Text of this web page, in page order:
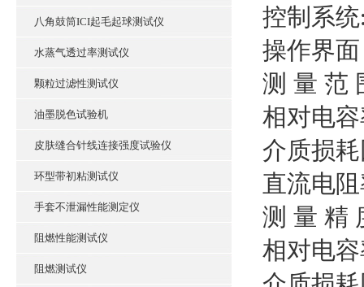
八角鼓筒ICI起毛起球测试仪
水蒸气透过率测试仪
颗粒过滤性测试仪
油墨脱色试验机
皮肤缝合针线连接强度试验仪
环型带初粘测试仪
手套不泄漏性能测定仪
阻燃性能测试仪
阻燃测试仪
控制系统
操作界
测 量 范
相对电
介质损
直流电
测 量 精
相对电